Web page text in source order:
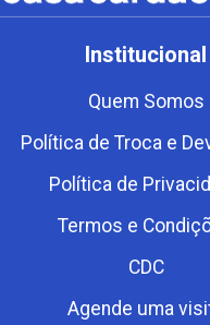
Institucional
Quem Somos
Política de Troca e
Política de
Termos e
CDC
Agende uma